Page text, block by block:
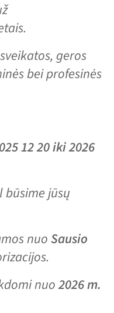
geros
bei profesinės
12 20 iki 2026
būsime jūsų
nuoSausio
nuo2026 m.